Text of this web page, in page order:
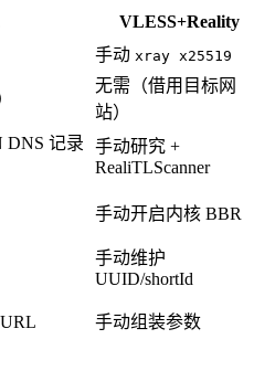
VLESS+Reality
手动 xray x25519
无需（借用目标网
站）
DNS 记录
手动研究 +
RealiTLScanner
手动开启内核 BBR
手动维护
UUID/shortId
手动组装参数